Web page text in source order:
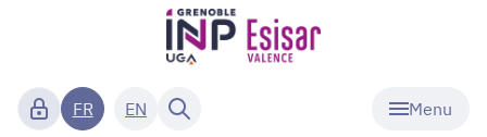
Menu
FR EN